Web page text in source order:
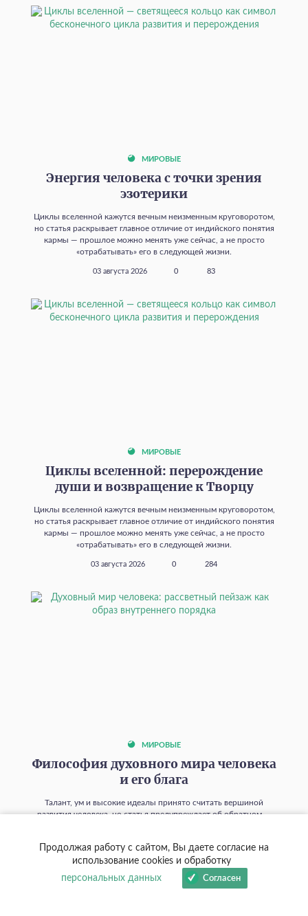
МИРОВЫЕ
Энергия человека с точки зрения
эзотерики
Циклы вселенной кажутся вечным неизменным круговоротом,
но статья раскрывает главное отличие от индийского понятия
кармы — прошлое можно менять уже сейчас, а не просто
«отрабатывать» его в следующей жизни.
03 августа 2026 0 83
МИРОВЫЕ
Циклы вселенной: перерождение
души и возвращение к Творцу
Циклы вселенной кажутся вечным неизменным круговоротом,
но статья раскрывает главное отличие от индийского понятия
кармы — прошлое можно менять уже сейчас, а не просто
«отрабатывать» его в следующей жизни.
03 августа 2026 0 284
МИРОВЫЕ
Философия духовного мира человека
и его блага
Талант, ум и высокие идеалы принято считать вершиной
развития человека, но статья предупреждает об обратном —
скрытый идол в себе.
411
Продолжая работу с сайтом, Вы даете согласие на
использование cookies и обработку
персональных данных
Согласен